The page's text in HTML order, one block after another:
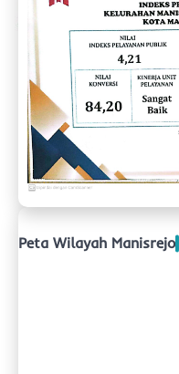
Peta Wilayah Manisrejo